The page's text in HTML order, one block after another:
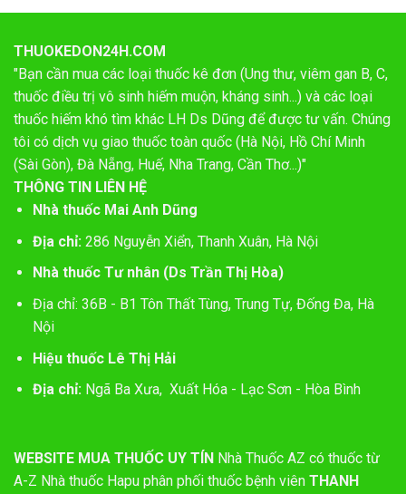
THUOKEDON24H.COM
"Bạn cần mua các loại thuốc kê đơn (Ung thư, viêm gan B, C,
thuốc điều trị vô sinh hiếm muộn, kháng sinh...) và các loại
thuốc hiếm khó tìm khác LH Ds Dũng để được tư vấn. Chúng
tôi có dịch vụ giao thuốc toàn quốc (Hà Nội, Hồ Chí Minh
(Sài Gòn), Đà Nẵng, Huế, Nha Trang, Cần Thơ...)"
THÔNG TIN LIÊN HỆ
Nhà thuốc Mai Anh Dũng
Địa chỉ:286 Nguyễn Xiển, Thanh Xuân, Hà Nội
Nhà thuốc Tư nhân (Ds Trần Thị Hòa)
Địa chỉ: 36B - B1 Tôn Thất Tùng, Trung Tự, Đống Đa, Hà
Nội
Hiệu thuốc Lê Thị Hải
Địa chỉ: Ngã Ba Xưa, Xuất Hóa - Lạc Sơn - Hòa Bình
WEBSITE MUA THUỐC UY TÍN Nhà Thuốc AZ có thuốc từ
A-Z Nhà thuốc Hapu phân phối thuốc bệnh viên THANH